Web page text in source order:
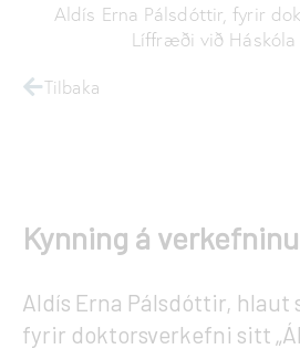
Aldís Erna Pálsdóttir, fyrir
Líffræði við Háskóla
Tilbaka
Kynning á verkefninu
Aldís Erna Pálsdóttir, hlaut
fyrir doktorsverkefni sitt